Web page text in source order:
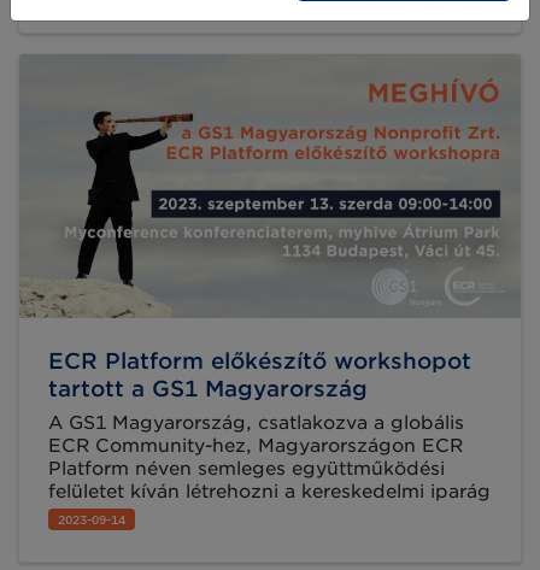
kiosztott díjaknak és elismeréseknek
fogyasztói figyelem irányul azokra a cégekre,
melyek a zöldebb utat választják.
ECR Platform előkészítő workshopot
tartott a GS1 Magyarország
A GS1 Magyarország, csatlakozva a globális
ECR Community-hez, Magyarországon ECR
Platform néven semleges együttműködési
felületet kíván létrehozni a kereskedelmi iparág
képviselői számára a jó gyakorlatok
megismerése és közös szakmai döntések
2023-09-14